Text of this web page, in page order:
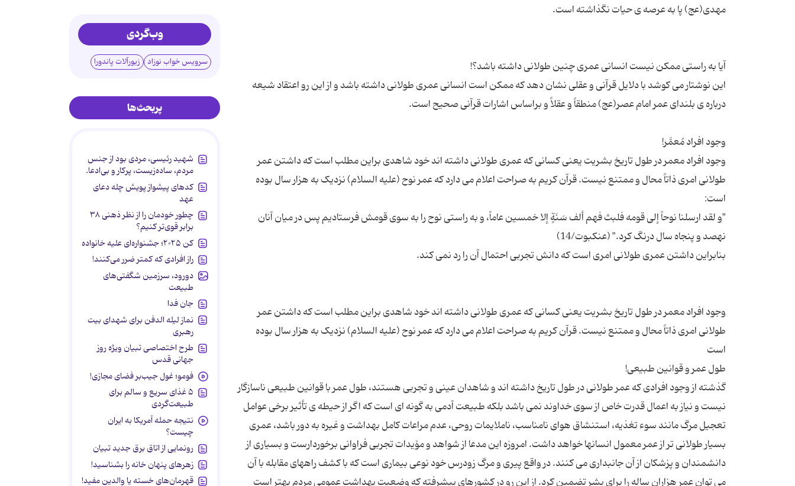
این نوشتار می کوشد با دلایل قرآنی و عقلی نشان دهد که ممکن است انسانی عمری طولانی داشته باشد و از این رو اعتقاد شیعه
وجود افراد معمر در طول تاریخ بشریت یعنی کسانی که عمری طولانی داشته اند خود شاهدی براین مطلب است که داشتن عمر
طولانی امری ذاتاً محال و ممتنع نیست. قرآن کریم به صراحت اعلام می دارد که عمر نوح (علیه السلام) نزدیک به هزار سال بوده
"و لقد ارسلنا نوحاً إلی قومه فلبث فهم ألف سَنَةٍ إلا خمسین عاماً، و به راستی نوح را به سوی قومش فرستادیم پس در میان آنان
وجود افراد معمر در طول تاریخ بشریت یعنی کسانی که عمری طولانی داشته اند خود شاهدی براین مطلب است که داشتن عمر
طولانی امری ذاتاً محال و ممتنع نیست. قرآن کریم به صراحت اعلام می دارد که عمر نوح (علیه السلام) نزدیک به هزار سال بوده
گذشته از وجود افرادی که عمر طولانی در طول تاریخ داشته اند و شاهدان عینی و تجربی هستند، طول عمر با قوانین طبیعی ناسازگار
نیست و نیاز به اعمال قدرت خاص از سوی خداوند نمی باشد بلکه طبیعت آدمی به گونه ای است که اگر از حیطه ی تأثیر برخی عوامل
تعجیل مرگ مانند سوء تغذیه، استنشاق هوای نامناسب، ناملایمات روحی، عدم مراعات کامل بهداشت و غیره به دور باشد، عمری
بسیار طولانی تر از عمر معمول انسانها خواهد داشت. امروزه این مدعا از شواهد و مۆیدات تجربی فراوانی برخوردارست و بسیاری از
دانشمندان و پزشکان از آن جانبداری می کنند. در واقع پیری و مرگ زودرس خود نوعی بیماری است که با کشف راههای مقابله با آن
می توان عمر هزاران ساله را برای بشر تضمین کرد. از این رو در کشورهای پیشرفته که وضعیت بهداشت عمومی مردم بهتر است
وب‌گردی
سرویس خواب نوزاد زیورآلات پاندورا
پربحث‌ها
شهید رئیسی، مردی بود از جنس
مردم، ساده‌زیست، پرکار و بی‌ادعا.
کدهای پیشواز پویش چله دعای
عهد
چطور خودمان را از نظر ذهنی ۳۸
برابر قوی‌تر کنیم؟
کن ۲۰۲۵؛ جشنواره‌ای علیه خانواده
راز افرادی که کمتر ضرر می‌کنند!
دورود، سرزمین شگفتی‌های
طبیعت
جان فدا
نماز لیله الدفن برای شهدای بیت
رهبری
طرح اختصاصی تبیان ویژه روز
جهانی قدس
فومو؛ غول جیب‌بر فضای مجازی!
۵ غذای سریع و سالم برای
طبیعت‌گردی
نتیجه حمله آمریکا به ایران
چیست؟
رونمایی از اتاق برق جدید تبیان
زهرهای پنهان خانه را بشناسید!
قهرمان‌های خسته یا والدین مفید!